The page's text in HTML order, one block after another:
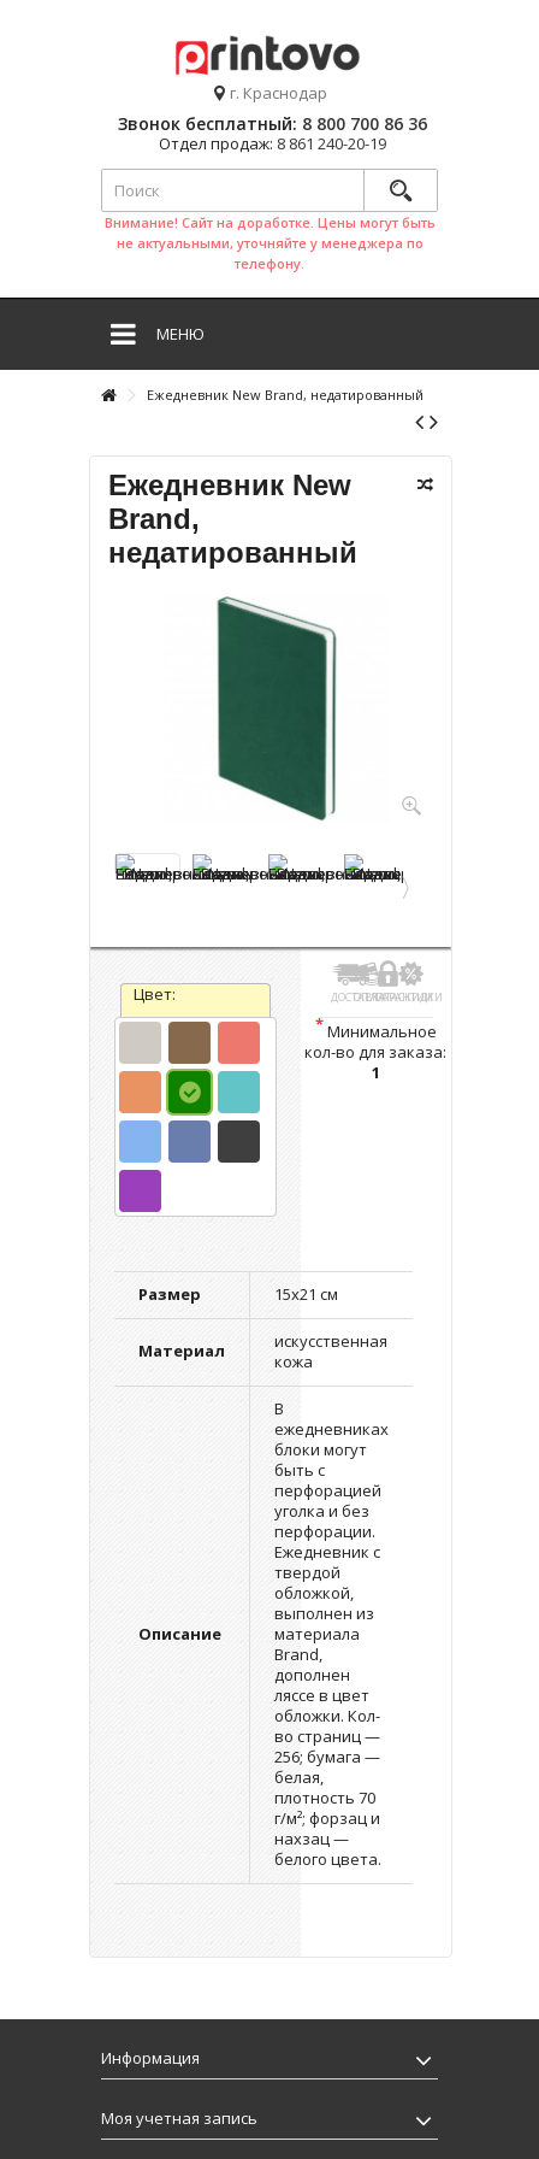
г. Краснодар
Звонок бесплатный: 8 800 700 86 36
Отдел продаж: 8 861 240-20-19
Внимание! Сайт на доработке. Цены могут быть
не актуальными, уточняйте у менеджера по
телефону.
МЕНЮ
Ежедневник New Brand, недатированный
Цвет:
Размер 15х21 см
Материал
искусственная
кожа
Описание
В
ежедневниках
блоки могут
быть с
перфорацией
уголка и без
перфорации.
Ежедневник с
твердой
обложкой,
выполнен из
материала
Brand,
дополнен
ляссе в цвет
обложки. Кол-
во страниц —
256; бумага —
белая,
плотность 70
г/м²; форзац и
нахзац —
белого цвета.
ДОСТАВКА
ОПЛАТАГАРАНТИИ
СКИДКИ
*Минимальное
кол-во для заказа:
1
Ежедневник New
Brand,
недатированный
Информация
Моя учетная запись